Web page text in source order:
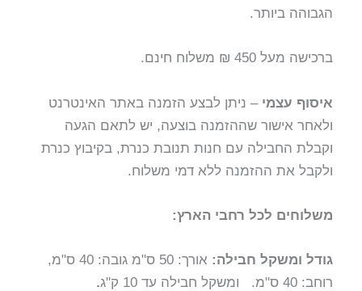
הגבוהה ביותר.
ברכישה מעל 450 ₪ משלוח חינם.
איסוף עצמי – ניתן לבצע הזמנה באתר האינטרנט
ולאחר אישור שההזמנה בוצעה, יש לתאם הגעה
וקבלת החבילה עם חנות תנובת כנרת, בקיבוץ כנרת
ולקבל את ההזמנה ללא דמי משלוח.
משלוחים לכל רחבי הארץ:
גודל ומשקל חבילה:
אורך: 50 ס"מ גובה: 40 ס"מ,
רוחב: 40 ס"מ. ומשקל חבילה עד 10 ק"ג
.